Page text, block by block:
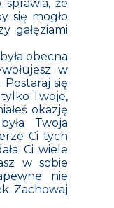
że
się mogło
gałęziami
obecna
w
się
Twoje,
okazję
Twoja
Ci tych
Ci wiele
w sobie
nie
Zachowaj